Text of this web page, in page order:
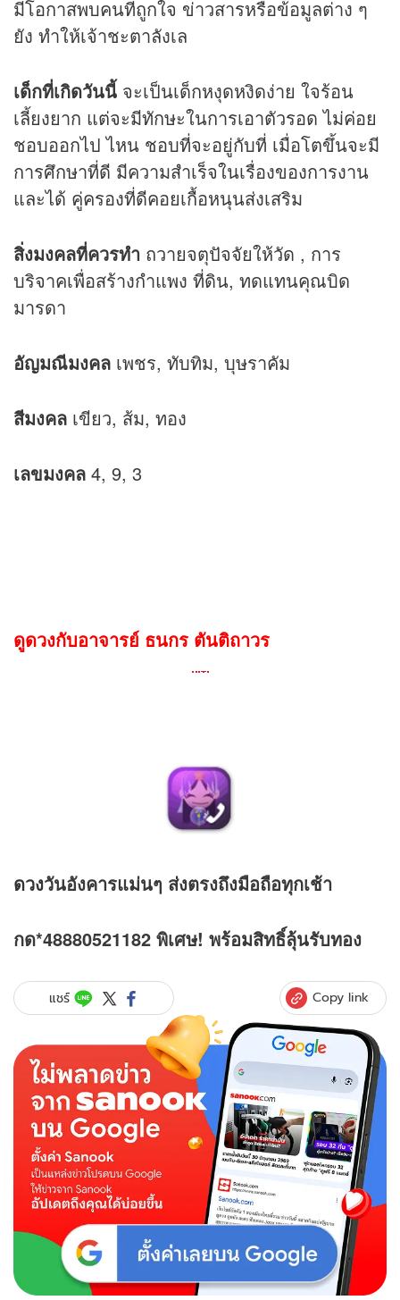
มีโอกาสพบคนที่ถูกใจ ข่าวสารหรือข้อมูลต่าง ๆ
ยัง ทำให้เจ้าชะตาลังเล
เด็กที่เกิดวันนี้ จะเป็นเด็กหงุดหงิดง่าย ใจร้อน
เลี้ยงยาก แต่จะมีทักษะในการเอาตัวรอด ไม่ค่อย
ชอบออกไป ไหน ชอบที่จะอยู่กับที่ เมื่อโตขึ้นจะมี
การศึกษาที่ดี มีความสำเร็จในเรื่องของการงาน
และได้ คู่ครองที่ดีคอยเกื้อหนุนส่งเสริม
สิ่งมงคลที่ควรทำ ถวายจตุปัจจัยให้วัด , การ
บริจาคเพื่อสร้างกำแพง ที่ดิน, ทดแทนคุณบิด
มารดา
อัญมณีมงคล เพชร, ทับทิม, บุษราคัม
สีมงคล เขียว, ส้ม, ทอง
เลขมงคล 4, 9, 3
ดูดวงกับอาจารย์ ธนกร ตันติถาวร
ดวงวันอังคารแม่นๆ ส่งตรงถึงมือถือทุกเช้า
กด*48880521182 พิเศษ! พร้อมสิทธิ์ลุ้นรับทอง
แชร์ Copy link